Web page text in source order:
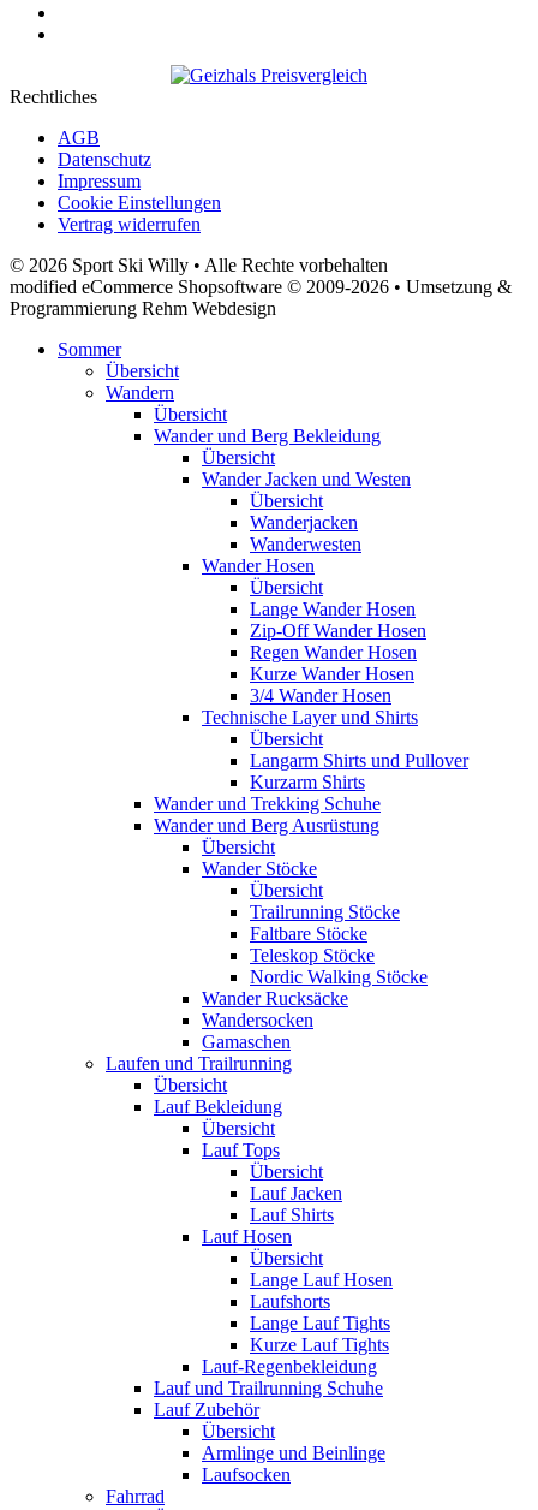
Rechtliches
AGB
Datenschutz
Impressum
Cookie Einstellungen
Vertrag widerrufen
© 2026 Sport Ski Willy • Alle Rechte vorbehalten
modified eCommerce Shopsoftware © 2009-2026 • Umsetzung &
Programmierung Rehm Webdesign
Sommer
Übersicht
Wandern
Übersicht
Wander und Berg Bekleidung
Übersicht
Wander Jacken und Westen
Übersicht
Wanderjacken
Wanderwesten
Wander Hosen
Übersicht
Lange Wander Hosen
Zip-Off Wander Hosen
Regen Wander Hosen
Kurze Wander Hosen
3/4 Wander Hosen
Technische Layer und Shirts
Übersicht
Langarm Shirts und Pullover
Kurzarm Shirts
Wander und Trekking Schuhe
Wander und Berg Ausrüstung
Übersicht
Wander Stöcke
Übersicht
Trailrunning Stöcke
Faltbare Stöcke
Teleskop Stöcke
Nordic Walking Stöcke
Wander Rucksäcke
Wandersocken
Gamaschen
Laufen und Trailrunning
Übersicht
Lauf Bekleidung
Übersicht
Lauf Tops
Übersicht
Lauf Jacken
Lauf Shirts
Lauf Hosen
Übersicht
Lange Lauf Hosen
Laufshorts
Lange Lauf Tights
Kurze Lauf Tights
Lauf-Regenbekleidung
Lauf und Trailrunning Schuhe
Lauf Zubehör
Übersicht
Armlinge und Beinlinge
Laufsocken
Fahrrad